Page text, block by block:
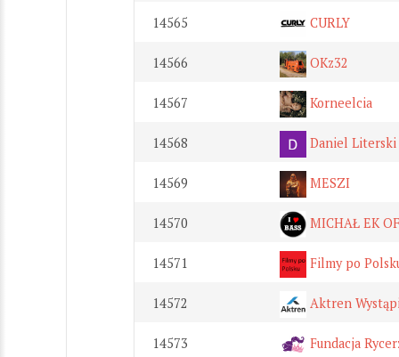
14565 CURLY
14566 OKz32
14567 Korneelcia
14568 Daniel Literski
14569 MESZI
14570 MICHAŁ EK
14571 Filmy po
14572 Aktren
14573 Fundacja